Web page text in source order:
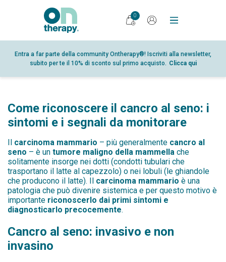
PRODOTTI
DIARIO
PUNTI VENDITA
GLOSSARIO
PARTNER
CHI SIAMO
CONTATTI
SHOP
0
Entra a far parte della community Ontherapy®! Iscriviti alla newsletter,
subito per te il 10% di sconto sul primo acquisto. Clicca qui
Come riconoscere il cancro al seno: i
sintomi e i segnali da monitorare
Il carcinoma mammario – più generalmente cancro al
seno – è un tumore maligno della mammella che
solitamente insorge nei dotti (condotti tubulari che
trasportano il latte al capezzolo) o nei lobuli (le ghiandole
che producono il latte). Il carcinoma mammario è una
patologia che può divenire sistemica e per questo motivo è
importante riconoscerlo dai primi sintomi e
diagnosticarlo precocemente.
Cancro al seno: invasivo e non
invasino